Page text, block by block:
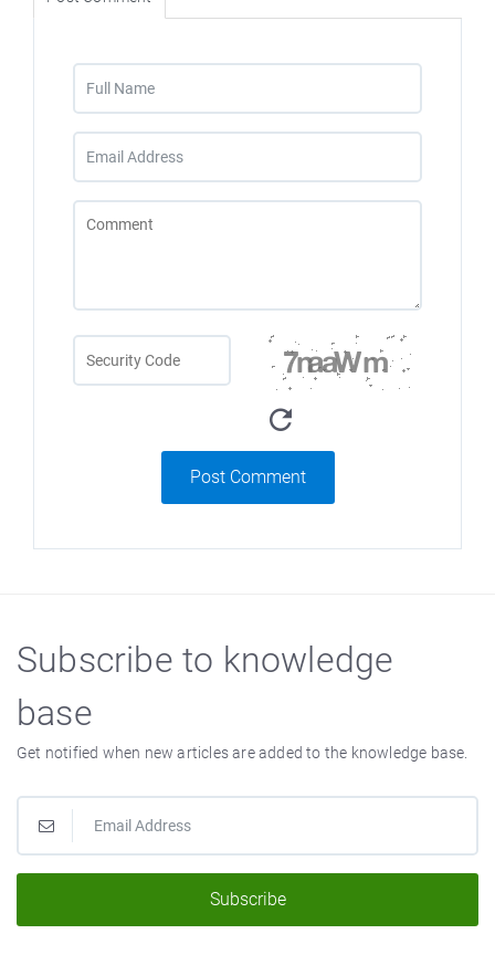
Post Comment
Subscribe to knowledge
base
Get notified when new articles are added to the knowledge base.
Subscribe